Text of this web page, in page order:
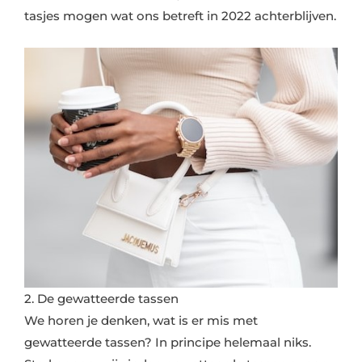
tasjes mogen wat ons betreft in 2022 achterblijven.
2. De gewatteerde tassen
We horen je denken, wat is er mis met
gewatteerde tassen? In principe helemaal niks.